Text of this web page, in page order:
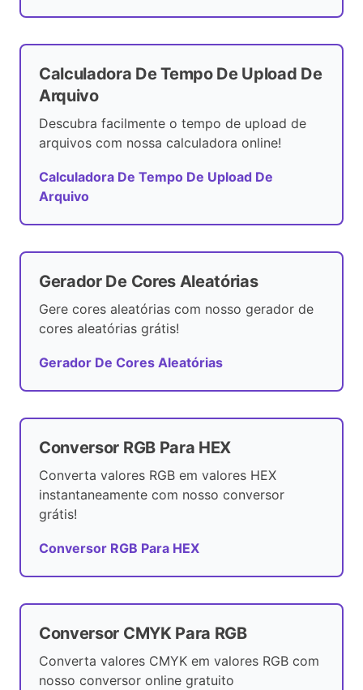
Calculadora De Tempo De Upload De
Arquivo
Descubra facilmente o tempo de upload de
arquivos com nossa calculadora online!
Calculadora De Tempo De Upload De
Arquivo
Gerador De Cores Aleatórias
Gere cores aleatórias com nosso gerador de
cores aleatórias grátis!
Gerador De Cores Aleatórias
Conversor RGB Para HEX
Converta valores RGB em valores HEX
instantaneamente com nosso conversor
grátis!
Conversor RGB Para HEX
Conversor CMYK Para RGB
Converta valores CMYK em valores RGB com
nosso conversor online gratuito